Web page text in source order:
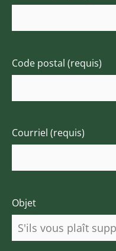
Code postal (requis)
Courriel (requis)
Objet